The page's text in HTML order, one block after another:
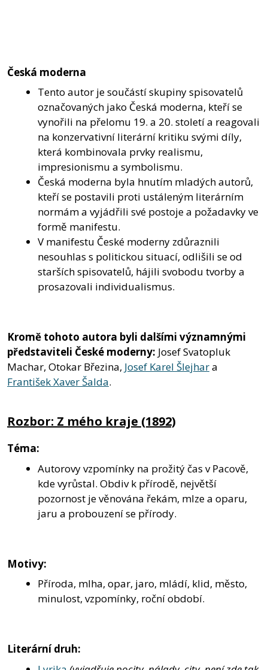
Česká moderna
Tento autor je součástí skupiny spisovatelů
označovaných jako Česká moderna, kteří se
vynořili na přelomu 19. a 20. století a reagovali
na konzervativní literární kritiku svými díly,
která kombinovala prvky realismu,
impresionismu a symbolismu.
Česká moderna byla hnutím mladých autorů,
kteří se postavili proti ustáleným literárním
normám a vyjádřili své postoje a požadavky ve
formě manifestu.
V manifestu České moderny zdůraznili
nesouhlas s politickou situací, odlišili se od
starších spisovatelů, hájili svobodu tvorby a
prosazovali individualismus.
Kromě tohoto autora byli dalšími významnými
představiteli České moderny: Josef Svatopluk
Machar, Otokar Březina, Josef Karel Šlejhara
František Xaver Šalda.
Rozbor: Z mého kraje (1892)
Téma:
Autorovy vzpomínky na prožitý čas v Pacově,
kde vyrůstal. Obdiv k přírodě, největší
pozornost je věnována řekám, mlze a oparu,
jaru a probouzení se přírody.
Motivy:
Příroda, mlha, opar, jaro, mládí, klid, město,
minulost, vzpomínky, roční období.
Literární druh: